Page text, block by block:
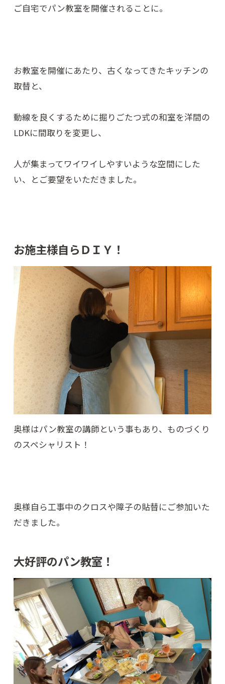
ご自宅でパン教室を開催されることに。
お教室を開催にあたり、古くなってきたキッチンの
取替と、
動線を良くするために掘りごたつ式の和室を洋間の
LDKに間取りを変更し、
人が集まってワイワイしやすいような空間にした
い、とご要望をいただきました。
お施主様自らＤＩＹ！
奥様はパン教室の講師という事もあり、ものづくり
のスペシャリスト！
奥様自ら工事中のクロスや障子の貼替にご参加いた
だきました。
大好評のパン教室！